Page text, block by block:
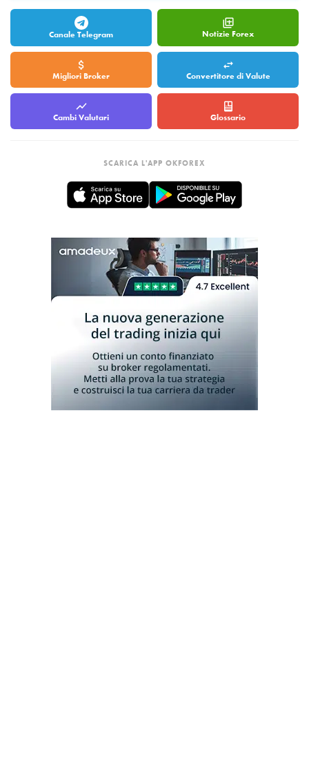
Canale Telegram Notizie Forex
Migliori Broker Convertitore di Valute
Cambi Valutari Glossario
SCARICA L'APP OKFOREX